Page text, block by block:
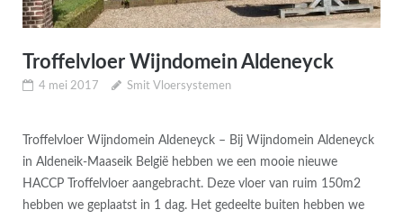
Troffelvloer Wijndomein Aldeneyck
4 mei 2017 Smit Vloersystemen
Troffelvloer Wijndomein Aldeneyck – Bij Wijndomein Aldeneyck
in Aldeneik-Maaseik België hebben we een mooie nieuwe
HACCP Troffelvloer aangebracht. Deze vloer van ruim 150m2
hebben we geplaatst in 1 dag. Het gedeelte buiten hebben we